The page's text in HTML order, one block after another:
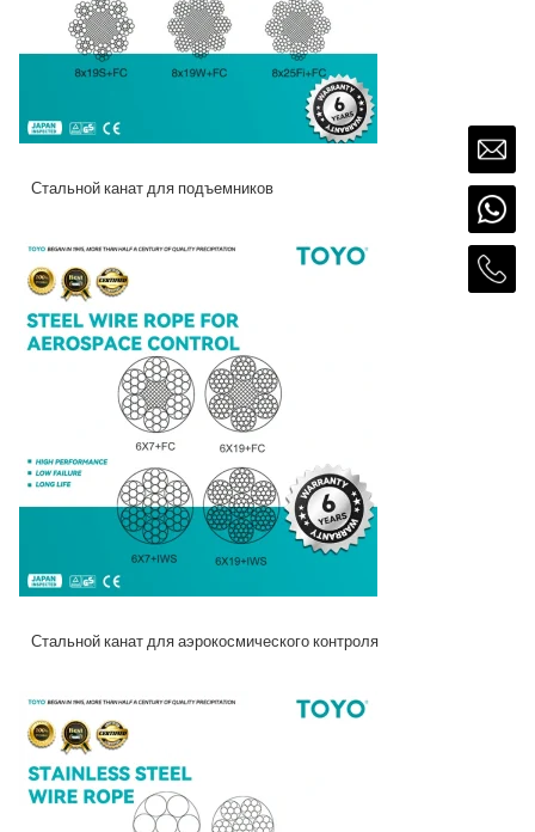
Стальной канат для подъемников
Стальной канат для аэрокосмического контроля